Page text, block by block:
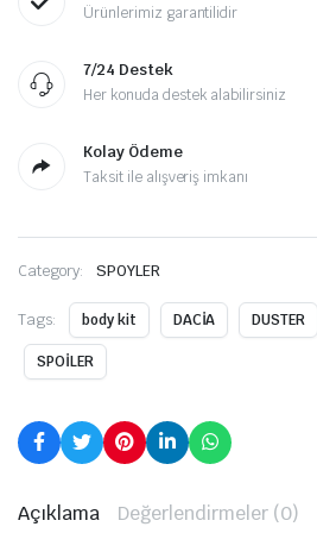
Ürünlerimiz garantilidir
7/24 Destek
Her konuda destek alabilirsiniz
Kolay Ödeme
Taksit ile alışveriş imkanı
Category: SPOYLER
Tags: body kit DACİA DUSTER
SPOİLER
Açıklama Değerlendirmeler (0)